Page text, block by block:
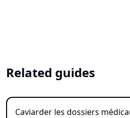
Related guides
Caviarder les dossiers